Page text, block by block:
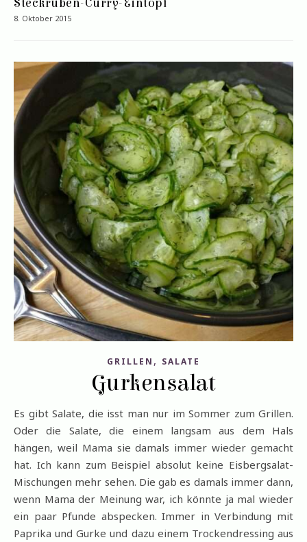
Steckrüben-Curry-Eintopf
8. Oktober 2015
GRILLEN , SALATE
Gurkensalat
Es gibt Salate, die isst man nur im Sommer zum Grillen.
Oder die Salate, die einem langsam aus dem Hals
hängen, weil Mama sie damals immer wieder gemacht
hat. Ich kann zum Beispiel absolut keine Eisbergsalat-
Mischungen mehr sehen. Die gab es damals immer dann,
wenn Mama der Meinung war, ich könnte ja mal wieder
ein paar Pfunde abspecken. Immer in Verbindung mit
Paprika und Gurke und dazu einem Trockendressing aus